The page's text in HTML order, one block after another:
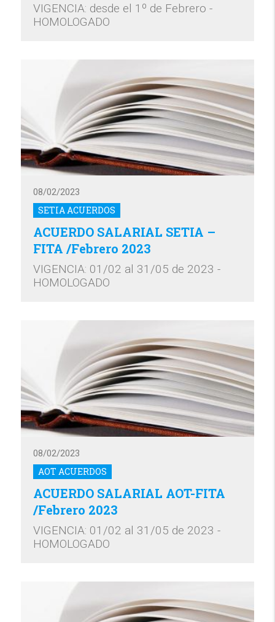
VIGENCIA: desde el 1º de Febrero -
HOMOLOGADO
SETIA ACUERDOS
08/02/2023
ACUERDO SALARIAL SETIA –
FITA /Febrero 2023
VIGENCIA: 01/02 al 31/05 de 2023 -
HOMOLOGADO
AOT ACUERDOS
08/02/2023
ACUERDO SALARIAL AOT-FITA
/Febrero 2023
VIGENCIA: 01/02 al 31/05 de 2023 -
HOMOLOGADO